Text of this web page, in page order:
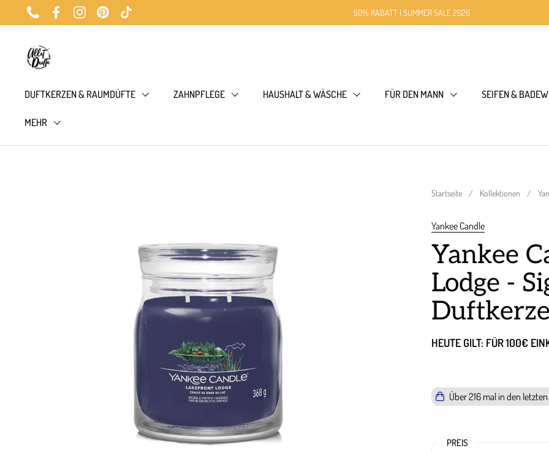
Zum Inhalt springen
PhoneFacebookInstagramPinterestTikTok
50% RABATT | SUMMER SALE 2026
DUFTKERZEN & RAUMDÜFTE ZAHNPFLEGE HAUSHALT & WÄSCHE FÜR DEN MANN SEIFEN &
MEHR
Startseite / Kollektionen /
Yankee Candle
Yankee
Lodge -
HEUTE GILT: FÜR 100€
Über216 mal in den
PREIS